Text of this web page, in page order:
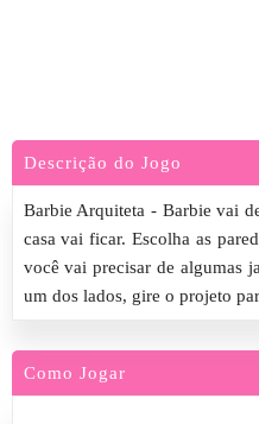
Descrição do Jogo
Barbie Arquiteta - Barbie vai
casa vai ficar. Escolha as
você vai precisar de algumas
um dos lados, gire o projeto
Como Jogar